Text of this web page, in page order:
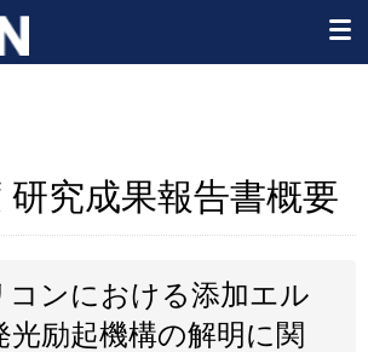
研究成果報告書概要
コンにおける添加エル
光励起機構の解明に関